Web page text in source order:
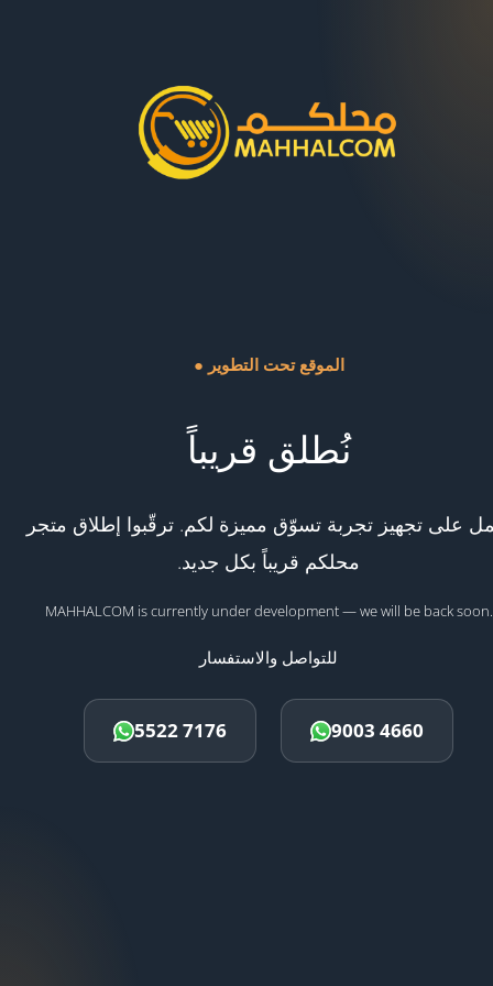
● الموقع تحت التطوير
نُطلق قريباً
على تجهيز تجربة تسوّق مميزة لكم. ترقّبوا إطلاق متجر
محلكم قريباً بكل جديد.
MAHHALCOM is currently under development — we will be back soon.
للتواصل والاستفسار
5522 7176 9003 4660